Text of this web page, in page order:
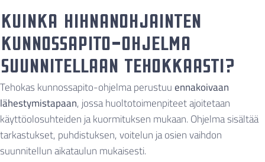
Kuinka hihnanohjainten
kunnossapito-ohjelma
suunnitellaan tehokkaasti?
Tehokas kunnossapito-ohjelma perustuuennakoivaan
lähestymistapaan, jossa huoltotoimenpiteet ajoitetaan
käyttöolosuhteiden ja kuormituksen mukaan. Ohjelma sisältää
tarkastukset, puhdistuksen, voitelun ja osien vaihdon
suunnitellun aikataulun mukaisesti.